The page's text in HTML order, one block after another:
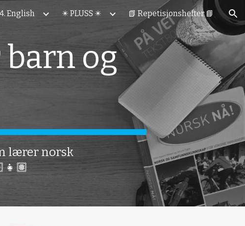
4. English ✴️ PLUSS ✴️ 📗 Repetisjonshefter 📘
og
lærer norsk